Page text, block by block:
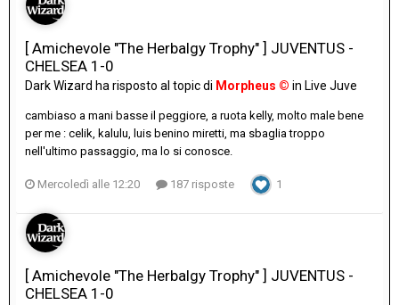
[ Amichevole "The Herbalgy Trophy" ] JUVENTUS -
CHELSEA 1-0
Dark Wizard ha risposto al topic di Morpheus © in Live Juve
cambiaso a mani basse il peggiore, a ruota kelly, molto male bene
per me : celik, kalulu, luis benino miretti, ma sbaglia troppo
nell'ultimo passaggio, ma lo si conosce.
Mercoledì alle 12:20 187 risposte 1
[ Amichevole "The Herbalgy Trophy" ] JUVENTUS -
CHELSEA 1-0